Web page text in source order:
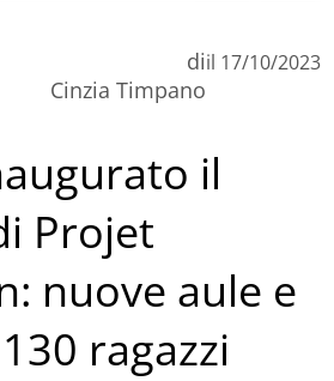
di
Cinzia Timpano
il 17/10/2023
il
Projet
nuove aule e
ragazzi